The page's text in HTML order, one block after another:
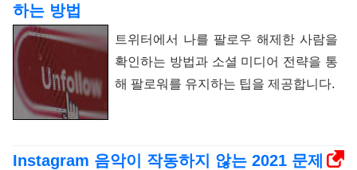
하는 방법
트위터에서 나를 팔로우 해제한 사람을
확인하는 방법과 소셜 미디어 전략을 통
해 팔로워를 유지하는 팁을 제공합니다.
Instagram 음악이 작동하지 않는 2021 문제